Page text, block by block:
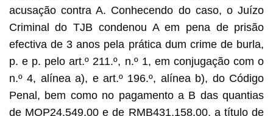
acusação contra A. Conhecendo do caso, o Juízo
Criminal do TJB condenou A em pena de prisão
efectiva de 3 anos pela prática dum crime de burla,
p. e p. pelo art.º 211.º, n.º 1, em conjugação com o
n.º 4, alínea a), e art.º 196.º, alínea b), do Código
Penal, bem como no pagamento a B das quantias
de MOP24.549,00 e de RMB431.158,00, a título de